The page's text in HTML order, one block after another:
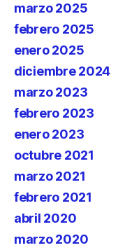
marzo 2025
febrero 2025
enero 2025
diciembre 2024
marzo 2023
febrero 2023
enero 2023
octubre 2021
marzo 2021
febrero 2021
abril 2020
marzo 2020